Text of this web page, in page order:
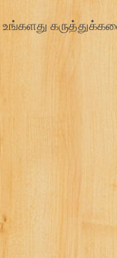
t
a
உங்களது